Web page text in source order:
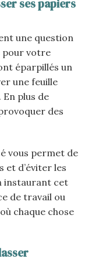
ses papiers
une question
pour votre
éparpillés un
une feuille
plus de
des
vous permet de
et d’éviter les
instaurant cet
de travail ou
chaque chose